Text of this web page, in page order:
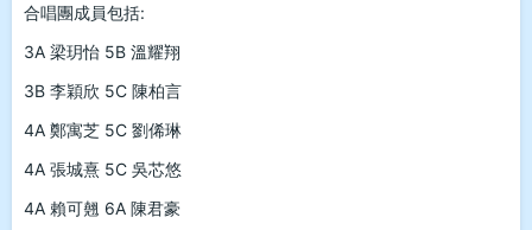
合唱團成員包括:
3A 梁玥怡 5B 溫耀翔
3B 李穎欣 5C 陳柏言
4A 鄭寓芝 5C 劉俙琳
4A 張城熹 5C 吳芯悠
4A 賴可翹 6A 陳君豪